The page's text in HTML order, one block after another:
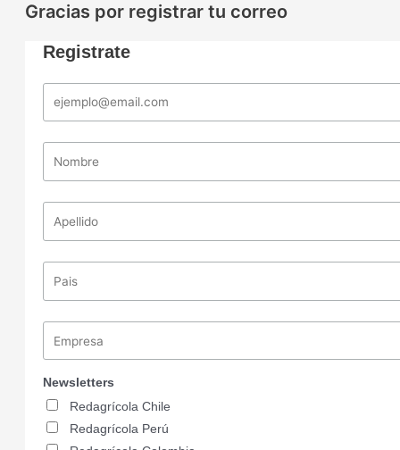
Gracias por registrar tu correo
Registrate
Newsletters
Redagrícola Chile
Redagrícola Perú